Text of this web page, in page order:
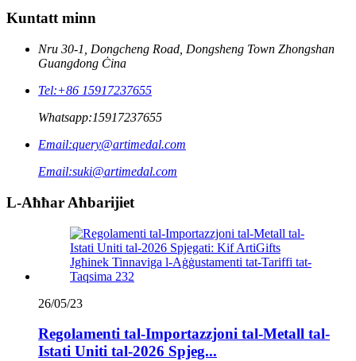
Kuntatt minn
Nru 30-1, Dongcheng Road, Dongsheng Town Zhongshan
Guangdong Ċina
Tel:+86 15917237655
Whatsapp:15917237655
Email:query@artimedal.com
Email:suki@artimedal.com
L-Aħħar Aħbarijiet
26/05/23
Regolamenti tal-Importazzjoni tal-Metall tal-
Istati Uniti tal-2026 Spjeg...